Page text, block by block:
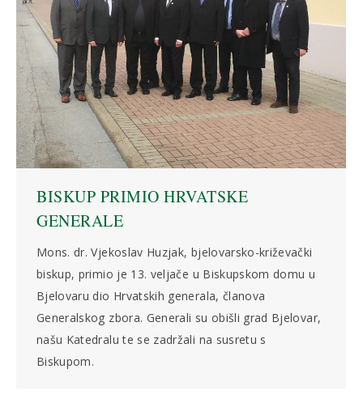
BISKUP PRIMIO HRVATSKE
GENERALE
Mons. dr. Vjekoslav Huzjak, bjelovarsko-križevački
biskup, primio je 13. veljače u Biskupskom domu u
Bjelovaru dio Hrvatskih generala, članova
Generalskog zbora. Generali su obišli grad Bjelovar,
našu Katedralu te se zadržali na susretu s
Biskupom.